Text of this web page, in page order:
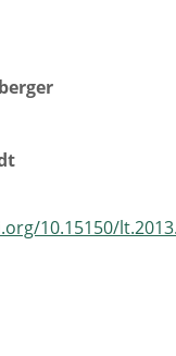
10.15150/